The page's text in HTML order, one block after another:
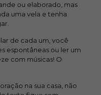
ou elaborado, mas
uma vela e tenha
de cada um, você
espontâneas ou ler um
com músicas! O
na sua casa, não